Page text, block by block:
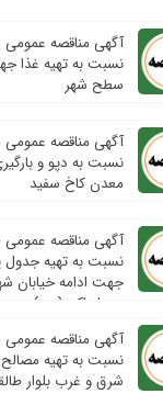
آگهی مناقصه
نسبت به تهیه غذا
سطح شهر
آگهی مناقصه
نسبت به دپو و
معدن کاخ سفید
آگهی مناقصه
نسبت به تهیه
جهت ادامه خیابان
رسول اکرم(ص) و
آگهی مناقصه
نسبت به تهیه
شرق و غرب بلوار